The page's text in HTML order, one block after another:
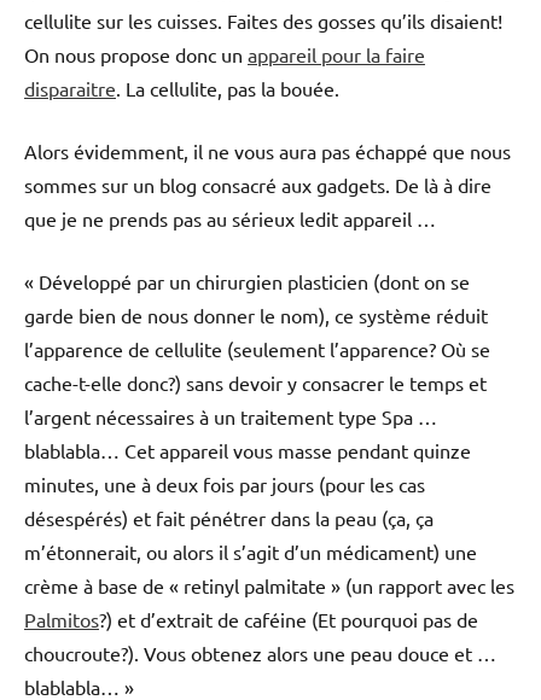
cellulite sur les cuisses. Faites des gosses qu’ils disaient!
On nous propose donc un appareil pour la faire
disparaitre . La cellulite, pas la bouée.
Alors évidemment, il ne vous aura pas échappé que nous
sommes sur un blog consacré aux gadgets. De là à dire
que je ne prends pas au sérieux ledit appareil …
« Développé par un chirurgien plasticien (dont on se
garde bien de nous donner le nom), ce système réduit
l’apparence de cellulite (seulement l’apparence? Où se
cache-t-elle donc?) sans devoir y consacrer le temps et
l’argent nécessaires à un traitement type Spa …
blablabla… Cet appareil vous masse pendant quinze
minutes, une à deux fois par jours (pour les cas
désespérés) et fait pénétrer dans la peau (ça, ça
m’étonnerait, ou alors il s’agit d’un médicament) une
crème à base de « retinyl palmitate » (un rapport avec les
Palmitos?) et d’extrait de caféine (Et pourquoi pas de
choucroute?). Vous obtenez alors une peau douce et …
blablabla… »